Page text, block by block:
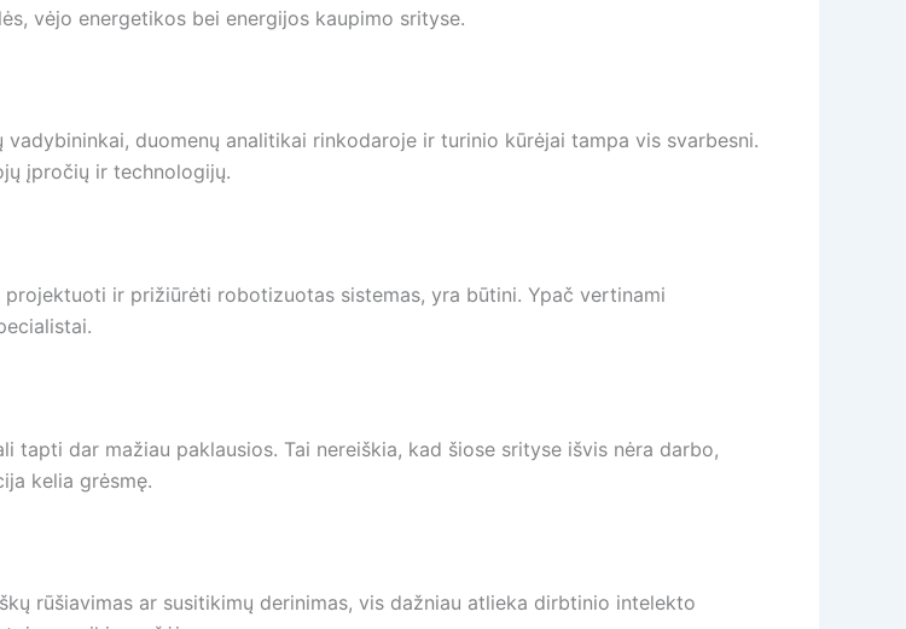
vėjo energetikos bei energijos kaupimo srityse.
duomenų analitikai rinkodaroje ir turinio kūrėjai tampa vis svarbesni.
įpročių ir technologijų.
ir prižiūrėti robotizuotas sistemas, yra būtini. Ypač vertinami
tapti dar mažiau paklausios. Tai nereiškia, kad šiose srityse išvis nėra darbo,
kelia grėsmę.
rūšiavimas ar susitikimų derinimas, vis dažniau atlieka dirbtinio intelekto